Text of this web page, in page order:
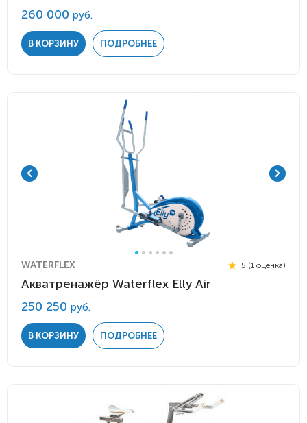
260 000 руб.
В КОРЗИНУ ПОДРОБНЕЕ
WATERFLEX 5 (1 оценка)
Акватренажёр Waterflex Elly Air
250 250 руб.
В КОРЗИНУ ПОДРОБНЕЕ